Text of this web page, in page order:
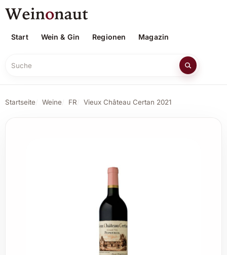
Start Wein & Gin Regionen Magazin
Suche
Startseite Weine FR Vieux Château Certan 2021